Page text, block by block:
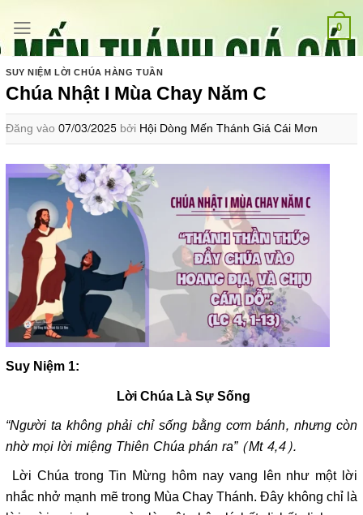
qua
nội
dung
0
SUY NIỆM LỜI CHÚA HÀNG TUẦN
Chúa Nhật I Mùa Chay Năm C
Đăng vào 07/03/2025 bởi Hội Dòng Mến Thánh Giá Cái Mơn
Suy Niệm 1:
Lời Chúa Là Sự Sống
“Người ta không phải chỉ sống bằng cơm bánh, nhưng còn
nhờ mọi lời miệng Thiên Chúa phán ra” (Mt 4,4).
Lời Chúa trong Tin Mừng hôm nay vang lên như một lời
nhắc nhở mạnh mẽ trong Mùa Chay Thánh. Đây không chỉ là